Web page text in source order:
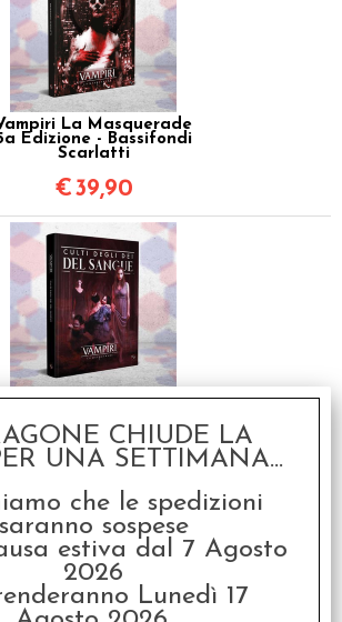
La Masquerade
Edizione - Bassifondi
Scarlatti
€39,90
La Masquerade
Dei del Sangue
€49,90
CHIUDE LA
UNA SETTIMANA...
che le spedizioni
saranno sospese
estiva dal 7 Agosto
2026
Lunedì 17